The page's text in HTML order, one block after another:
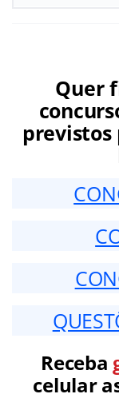
Quer
previstos
Receba
celular